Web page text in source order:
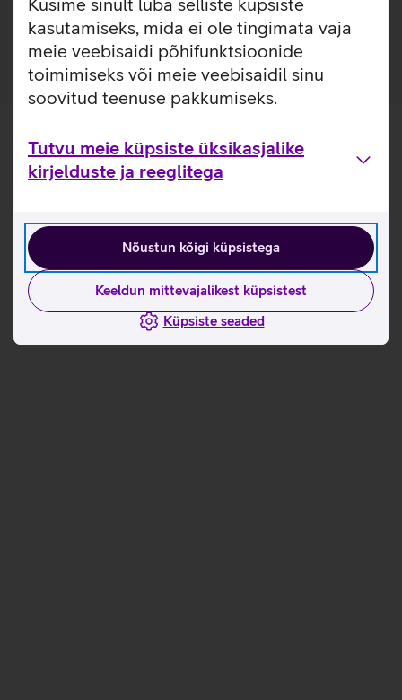
kasutamiseks, mida ei ole tingimata vaja
meie veebisaidi põhifunktsioonide
toimimiseks või meie veebisaidil sinu
soovitud teenuse pakkumiseks.
Tutvu meie küpsiste üksikasjalike
kirjelduste ja reeglitega
Nõustun kõigi küpsistega
Keeldun mittevajalikest küpsistest
Küpsiste seaded
registreerimiseks_EST